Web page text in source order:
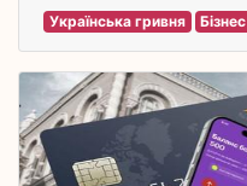
Українська гривня Бізнес